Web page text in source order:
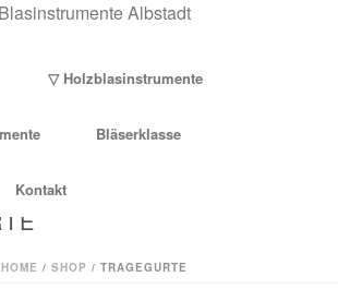
▽ Holzblasinstrumente
Bläserklasse
Kontakt
HOME / SHOP / TRAGEGURTE